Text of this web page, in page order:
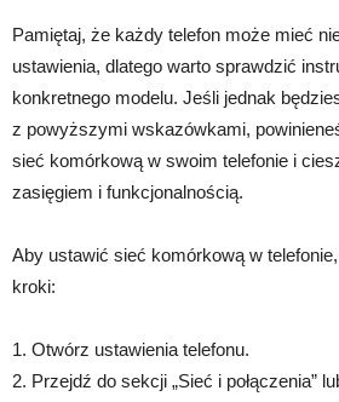
Pamiętaj, że każdy telefon może mieć
ustawienia, dlatego warto sprawdzić
konkretnego modelu. Jeśli jednak
z powyższymi wskazówkami,
sieć komórkową w swoim telefonie i
zasięgiem i funkcjonalnością.
Aby ustawić sieć komórkową w
kroki:
1. Otwórz ustawienia telefonu.
2. Przejdź do sekcji „Sieć i połączenia”